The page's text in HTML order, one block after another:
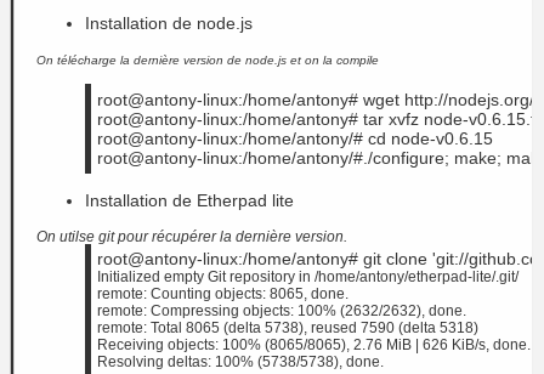
Installation de node.js
On télécharge la dernière version de node.js et on la compile
root@antony-linux:/home/antony# wget http://nodejs.org/
root@antony-linux:/home/antony# tar xvfz node-
root@antony-linux:/home/antony/# cd node-v0.6.15
root@antony-linux:/home/antony/#./configure; make;
Installation de Etherpad lite
On utilse git pour récupérer la dernière version.
root@antony-linux:/home/antony# git clone 'git://
Initialized empty Git repository in /home/antony/etherpad-lite/.git/
remote: Counting objects: 8065, done.
remote: Compressing objects: 100% (2632/2632), done.
remote: Total 8065 (delta 5738), reused 7590 (delta 5318)
Receiving objects: 100% (8065/8065), 2.76 MiB | 626 KiB/s, done.
Resolving deltas: 100% (5738/5738), done.